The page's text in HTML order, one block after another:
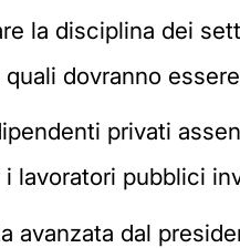
la disciplina dei
quali dovranno
privati
i lavoratori pubblici
avanzata dal